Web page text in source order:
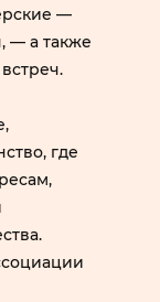
—
— а также
где